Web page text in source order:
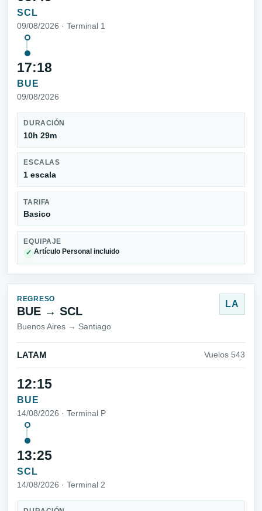
SCL
09/08/2026 · Terminal 1
17:18
BUE
09/08/2026
DURACIÓN
10h 29m
ESCALAS
1 escala
TARIFA
Basico
EQUIPAJE
✓ Artículo Personal incluido
REGRESO
BUE → SCL
Buenos Aires → Santiago
LA
LATAM Vuelos 543
12:15
BUE
14/08/2026 · Terminal P
13:25
SCL
14/08/2026 · Terminal 2